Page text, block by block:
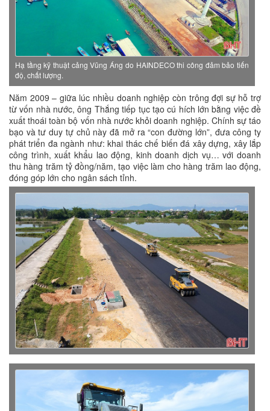
Hạ tầng kỹ thuật cảng Vũng Áng do HAINDECO thi công đảm bảo tiến
độ, chất lượng.
Năm 2009 – giữa lúc nhiều doanh nghiệp còn trông đợi sự hỗ trợ
từ vốn nhà nước, ông Thắng tiếp tục tạo cú hích lớn bằng việc đề
xuất thoái toàn bộ vốn nhà nước khỏi doanh nghiệp. Chính sự táo
bạo và tư duy tự chủ này đã mở ra “con đường lớn”, đưa công ty
phát triển đa ngành như: khai thác chế biến đá xây dựng, xây lắp
công trình, xuất khẩu lao động, kinh doanh dịch vụ… với doanh
thu hàng trăm tỷ đồng/năm, tạo việc làm cho hàng trăm lao động,
đóng góp lớn cho ngân sách tỉnh.